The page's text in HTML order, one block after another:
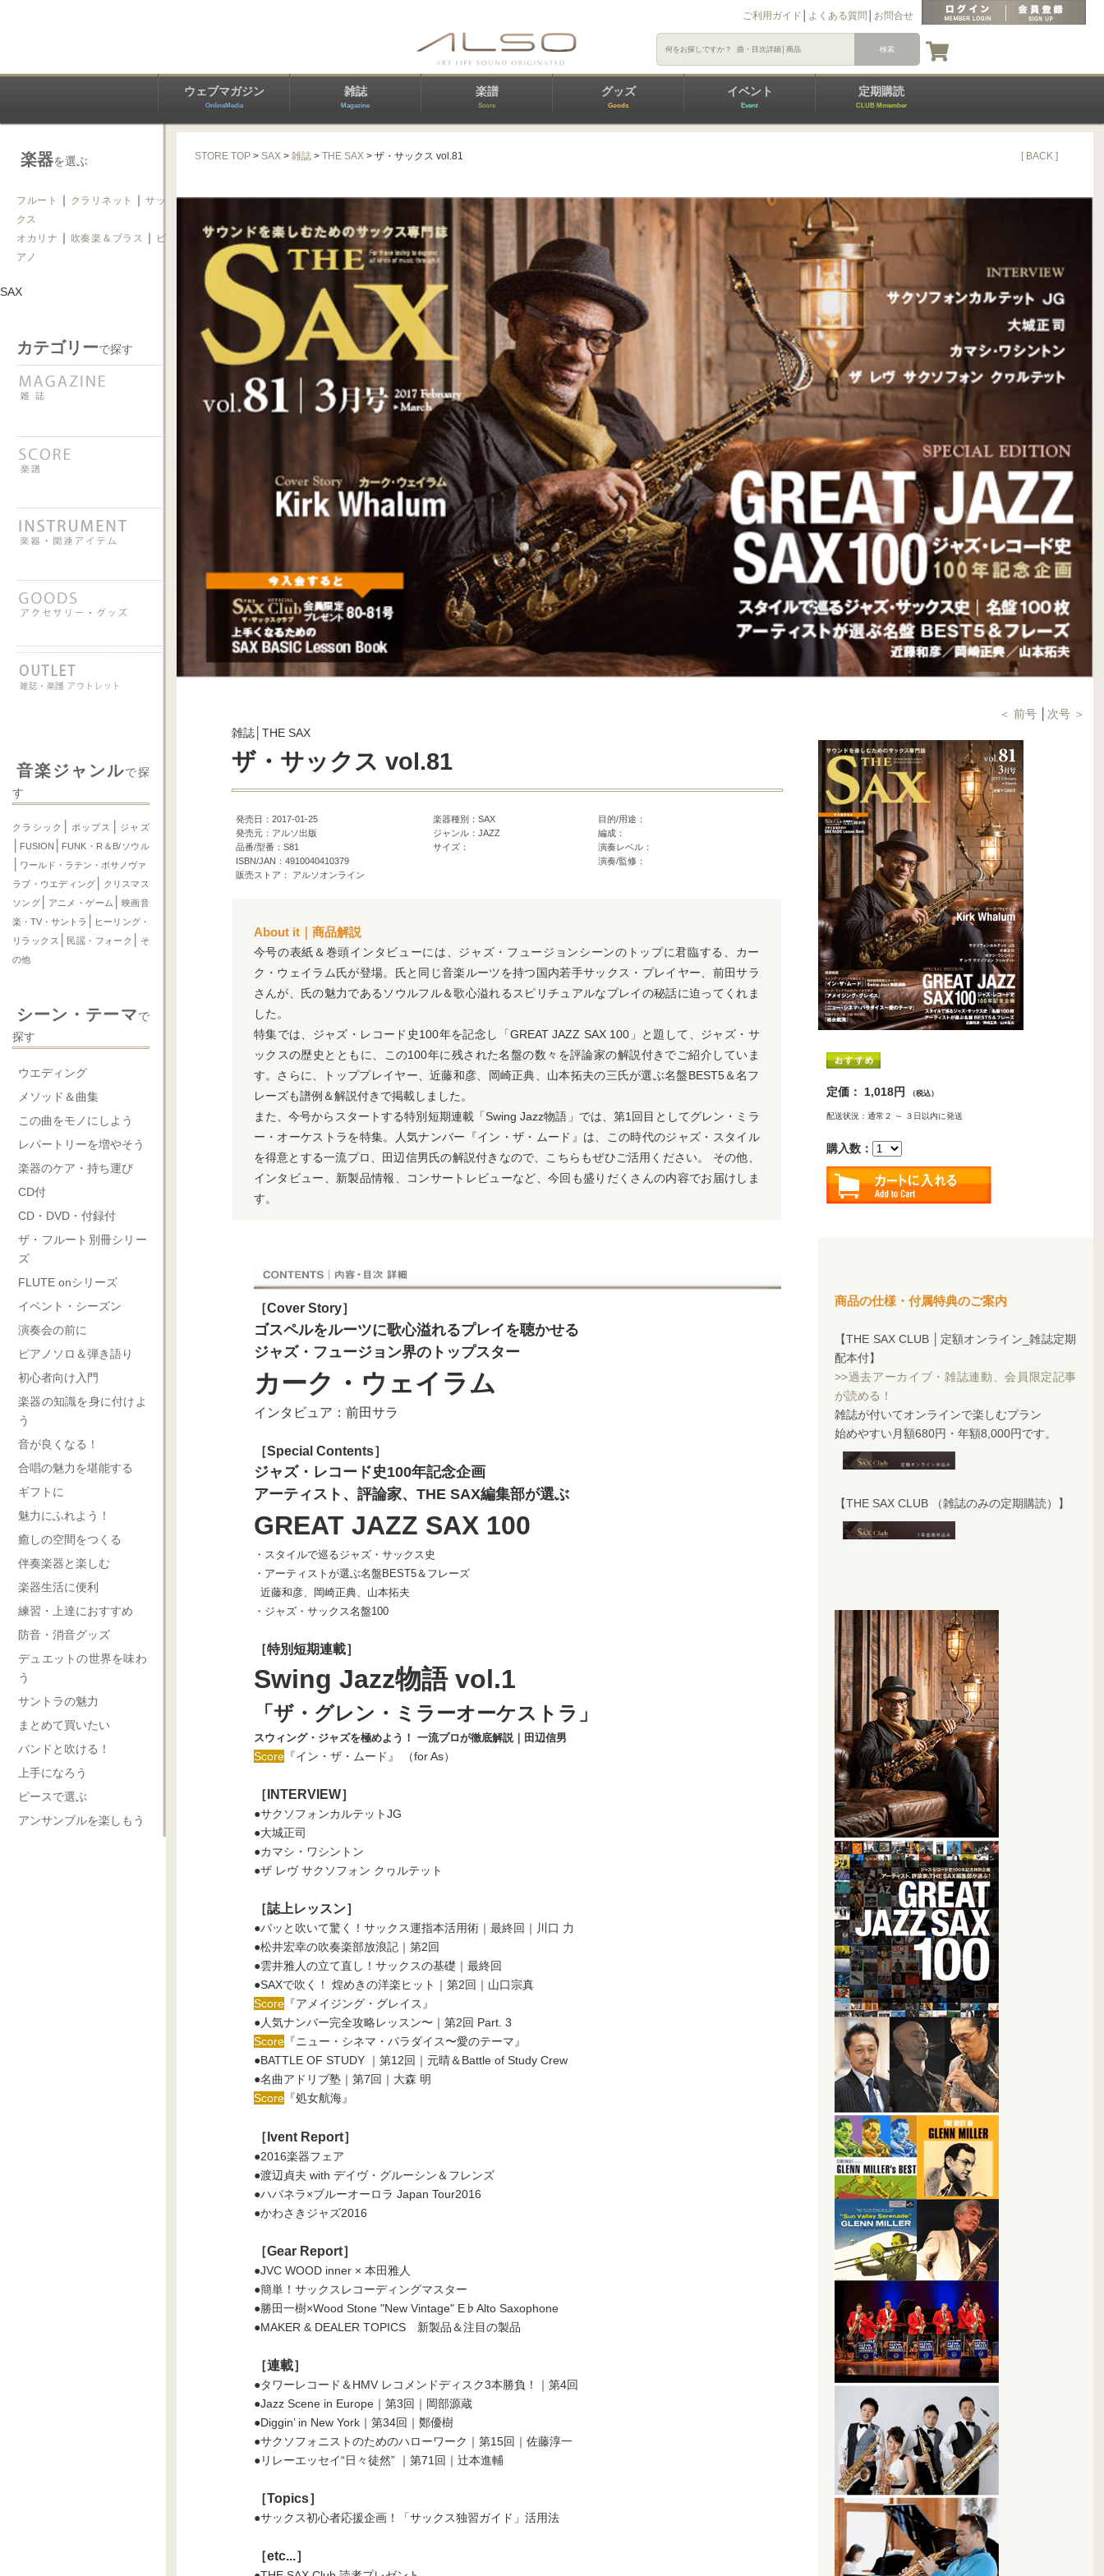
ご利用ガイド よくある質問 お問合せ
ウェブマガジン
OnlineMedia
雑誌
Magazine
楽譜
Score
グッズ
Goods
イベント
Event
定期購読
CLUB Mmember
楽器を選ぶ
フルート ｜ クラリネット ｜ サッ
クス
オカリナ ｜ 吹奏楽＆ブラス ｜
ピ
アノ
SAX
カテゴリーで探す
音楽ジャンルで探
す
クラシック ポップス ジャズ
FUSION FUNK・R＆B/ソウル
ワールド・ラテン・ボサノヴァ
ラブ・ウエディング
クリスマス
ソング
アニメ・ゲーム
映画音
楽・TV・サントラ
ヒーリング・
リラックス
民謡・フォーク
そ
の他
シーン・テーマで
探す
ウエディング
メソッド＆曲集
この曲をモノにしよう
レパートリーを増やそう
楽器のケア・持ち運び
CD付
CD・DVD・付録付
ザ・フルート別冊シリー
ズ
FLUTE onシリーズ
イベント・シーズン
演奏会の前に
ピアノソロ＆弾き語り
初心者向け入門
楽器の知識を身に付けよ
う
音が良くなる！
合唱の魅力を堪能する
ギフトに
魅力にふれよう！
癒しの空間をつくる
伴奏楽器と楽しむ
楽器生活に便利
練習・上達におすすめ
防音・消音グッズ
デュエットの世界を味わ
う
サントラの魅力
まとめて買いたい
バンドと吹ける！
上手になろう
ピースで選ぶ
アンサンブルを楽しもう
STORE TOP >SAX >雑誌 >THE SAX > ザ・サックス vol.81 [ BACK ]
＜ 前号 次号 ＞
定価： 1,018円 （税込）
配送状況：通常２ ～ ３日以内に発送
購入数：
商品の仕様・付属特典のご案内
【THE SAX CLUB │定額オンライン_雑誌定期
配本付】
>>過去アーカイブ・雑誌連動、会員限定記事
が読める！
雑誌が付いてオンラインで楽しむプラン
始めやすい月額680円・年額8,000円です。
【THE SAX CLUB （雑誌のみの定期購読）】
雑誌│THE SAX
ザ・サックス vol.81
発売日：2017-01-25
発売元：アルソ出版
品番/型番：S81
ISBN/JAN：4910040410379
販売ストア： アルソオンライン
楽器種別：SAX
ジャンル：JAZZ
サイズ：
目的/用途：
編成：
演奏レベル：
演奏/監修：
About it｜商品解説
今号の表紙＆巻頭インタビューには、ジャズ・フュージョンシーンのトップに君臨する、カー
ク・ウェイラム氏が登場。氏と同じ音楽ルーツを持つ国内若手サックス・プレイヤー、前田サラ
さんが、氏の魅力であるソウルフル＆歌心溢れるスピリチュアルなプレイの秘話に迫ってくれま
した。
特集では、ジャズ・レコード史100年を記念し「GREAT JAZZ SAX 100」と題して、ジャズ・サ
ックスの歴史とともに、この100年に残された名盤の数々を評論家の解説付きでご紹介していま
す。さらに、トッププレイヤー、近藤和彦、岡崎正典、山本拓夫の三氏が選ぶ名盤BEST5＆名フ
レーズも譜例＆解説付きで掲載しました。
また、今号からスタートする特別短期連載「Swing Jazz物語」では、第1回目としてグレン・ミラ
ー・オーケストラを特集。人気ナンバー『イン・ザ・ムード』は、この時代のジャズ・スタイル
を得意とする一流プロ、田辺信男氏の解説付きなので、こちらもぜひご活用ください。 その他、
インタビュー、新製品情報、コンサートレビューなど、今回も盛りだくさんの内容でお届けしま
す。
［Cover Story］
ゴスペルをルーツに歌心溢れるプレイを聴かせる
ジャズ・フュージョン界のトップスター
カーク・ウェイラム
インタビュア：前田サラ
［Special Contents］
ジャズ・レコード史100年記念企画
アーティスト、評論家、THE SAX編集部が選ぶ
GREAT JAZZ SAX 100
・スタイルで巡るジャズ・サックス史
・アーティストが選ぶ名盤BEST5＆フレーズ
近藤和彦、岡崎正典、山本拓夫
・ジャズ・サックス名盤100
［特別短期連載］
Swing Jazz物語 vol.1
「ザ・グレン・ミラーオーケストラ」
スウィング・ジャズを極めよう！ 一流プロが徹底解説｜田辺信男
Score『イン・ザ・ムード』 （for As）
［INTERVIEW］
●サクソフォンカルテットJG
●大城正司
●カマシ・ワシントン
●ザ レヴ サクソフォン クヮルテット
［誌上レッスン］
●パッと吹いて驚く！サックス運指本活用術｜最終回｜川口 力
●松井宏幸の吹奏楽部放浪記｜第2回
●雲井雅人の立て直し！サックスの基礎｜最終回
●SAXで吹く！ 煌めきの洋楽ヒット｜第2回｜山口宗真
Score『アメイジング・グレイス』
●人気ナンバー完全攻略レッスン〜｜第2回 Part. 3
Score『ニュー・シネマ・パラダイス〜愛のテーマ』
●BATTLE OF STUDY ｜第12回｜元晴＆Battle of Study Crew
●名曲アドリブ塾｜第7回｜大森 明
Score『処女航海』
［Ivent Report］
●2016楽器フェア
●渡辺貞夫 with デイヴ・グルーシン＆フレンズ
●ハバネラ×ブルーオーロラ Japan Tour2016
●かわさきジャズ2016
［Gear Report］
●JVC WOOD inner × 本田雅人
●簡単！サックスレコーディングマスター
●勝田一樹×Wood Stone "New Vintage" E♭Alto Saxophone
●MAKER & DEALER TOPICS 新製品＆注目の製品
［連載］
●タワーレコード＆HMV レコメンドディスク3本勝負！｜第4回
●Jazz Scene in Europe｜第3回｜岡部源蔵
●Diggin’ in New York｜第34回｜鄭優樹
●サクソフォニストのためのハローワーク｜第15回｜佐藤淳一
●リレーエッセイ“日々徒然” ｜第71回｜辻本進輔
［Topics］
●サックス初心者応援企画！「サックス独習ガイド」活用法
［etc...］